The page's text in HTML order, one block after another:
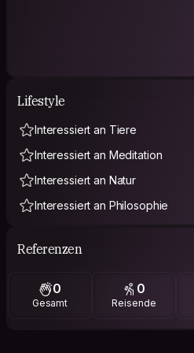
Lifestyle
Interessiert an Tiere
Interessiert an Meditation
Interessiert an Natur
Interessiert an Philosophie
Referenzen
0
Gesamt
0
Reisende